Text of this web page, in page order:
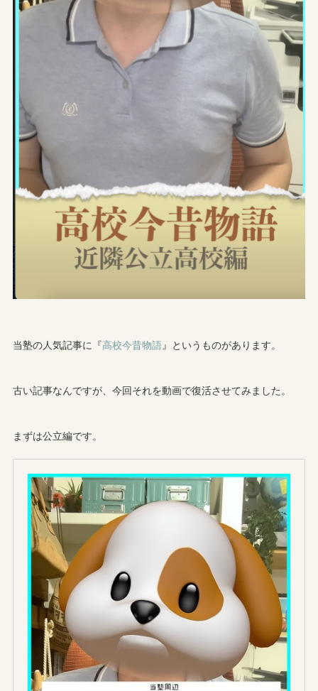
当塾の人気記事に『高校今昔物語』というものがあります。
古い記事なんですが、今回それを動画で復活させてみました。
まずは公立編です。